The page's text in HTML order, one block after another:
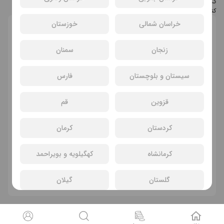
خراسان شمالی خوزستان
زنجان سمنان
سیستان و بلوچستان فارس
قزوین قم
کردستان کرمان
کرمانشاه کهگیلویه و بویراحمد
گلستان گیلان
لرستان مازندران
کنسرت خنده «شبهای لوتوس» تئاتر کمدی به کارگردانی ساشا جعفری می‌باشد.
انتخاب سانس و سینما
سانسی یافت نشد